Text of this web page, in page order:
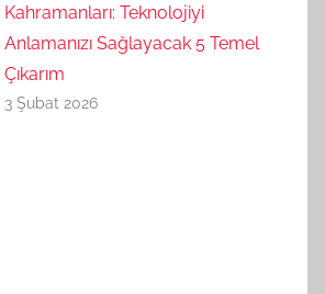
Kahramanları: Teknolojiyi
Anlamanızı Sağlayacak 5 Temel
Çıkarım
3 Şubat 2026